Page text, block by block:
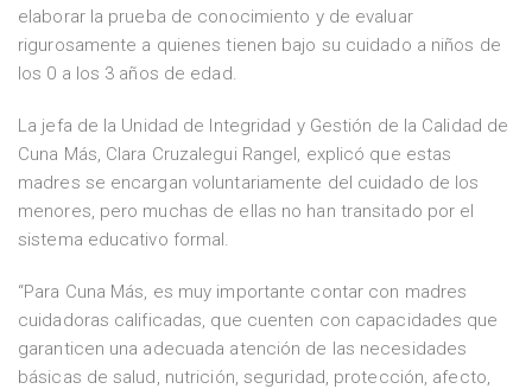
elaborar la prueba de conocimiento y de evaluar
rigurosamente a quienes tienen bajo su cuidado a niños de
los 0 a los 3 años de edad.
La jefa de la Unidad de Integridad y Gestión de la Calidad de
Cuna Más, Clara Cruzalegui Rangel, explicó que estas
madres se encargan voluntariamente del cuidado de los
menores, pero muchas de ellas no han transitado por el
sistema educativo formal.
“Para Cuna Más, es muy importante contar con madres
cuidadoras calificadas, que cuenten con capacidades que
garanticen una adecuada atención de las necesidades
básicas de salud, nutrición, seguridad, protección, afecto,